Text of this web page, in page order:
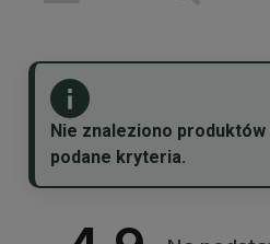
Nie znaleziono produktów
podane kryteria.